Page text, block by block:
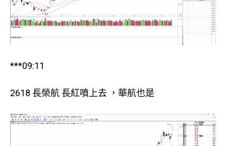
***09:11
2618 長榮航 長紅噴上去 ，華航也是